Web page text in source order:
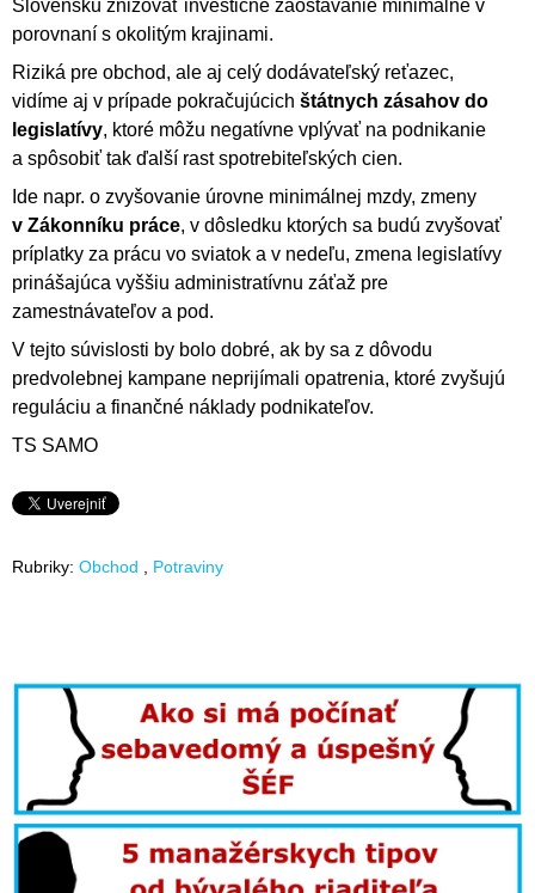
Slovensku znižovať investičné zaostávanie minimálne v
porovnaní s okolitým krajinami.
Riziká pre obchod, ale aj celý dodávateľský reťazec,
vidíme aj v prípade pokračujúcich štátnych zásahov do
legislatívy, ktoré môžu negatívne vplývať na podnikanie
a spôsobiť tak ďalší rast spotrebiteľských cien.
Ide napr. o zvyšovanie úrovne minimálnej mzdy, zmeny
v Zákonníku práce, v dôsledku ktorých sa budú zvyšovať
príplatky za prácu vo sviatok a v nedeľu, zmena legislatívy
prinášajúca vyššiu administratívnu záťaž pre
zamestnávateľov a pod.
V tejto súvislosti by bolo dobré, ak by sa z dôvodu
predvolebnej kampane neprijímali opatrenia, ktoré zvyšujú
reguláciu a finančné náklady podnikateľov.
TS SAMO
Rubriky: Obchod Potraviny